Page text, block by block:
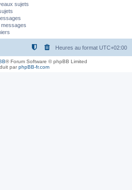
sujets
Heures au format UTC+02:00
® Forum Software © phpBB Limited
parphpBB-fr.com